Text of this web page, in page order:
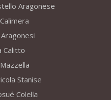
Aragonese
Calitto
Stanise
Colella